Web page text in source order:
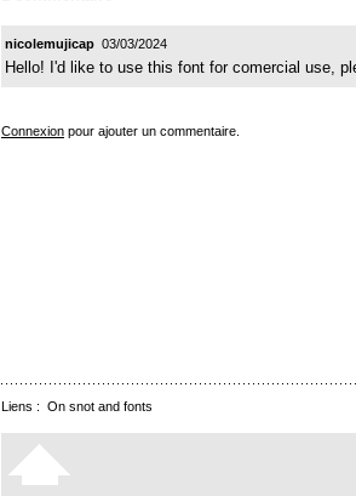
nicolemujicap 03/03/2024
Hello! I'd like to use this font for comercial use,
Connexion pour ajouter un commentaire.
Liens : On snot and fonts